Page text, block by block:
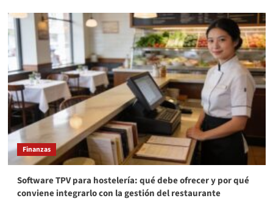
Finanzas
Software TPV para hostelería: qué debe ofrecer y por qué
conviene integrarlo con la gestión del restaurante